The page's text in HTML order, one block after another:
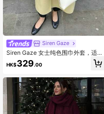
Siren Gaze
Siren Gaze 女士纯色围巾外套，适合
秋冬季节，柔和的淡黄色/奶油黄色外
套
HK$329.00